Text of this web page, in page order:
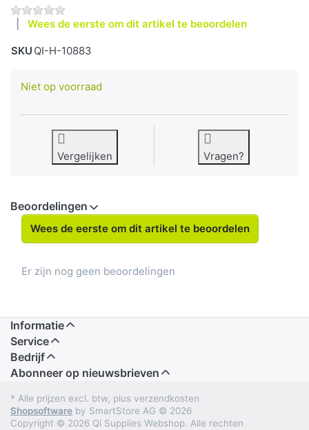
Wees de eerste om dit artikel te beoordelen
SKU QI-H-10883
Niet op voorraad
Vergelijken Vragen?
Beoordelingen
Wees de eerste om dit artikel te beoordelen
Er zijn nog geen beoordelingen
Informatie
Service
Bedrijf
Abonneer op nieuwsbrieven
* Alle prijzen excl. btw, plus verzendkosten
Shopsoftware by SmartStore AG © 2026
Copyright © 2026 Qi Supplies Webshop. Alle rechten